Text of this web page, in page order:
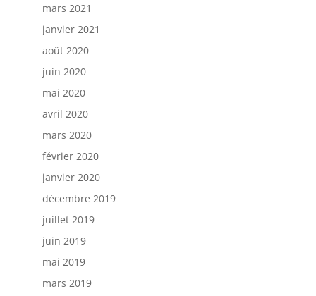
mars 2021
janvier 2021
août 2020
juin 2020
mai 2020
avril 2020
mars 2020
février 2020
janvier 2020
décembre 2019
juillet 2019
juin 2019
mai 2019
mars 2019